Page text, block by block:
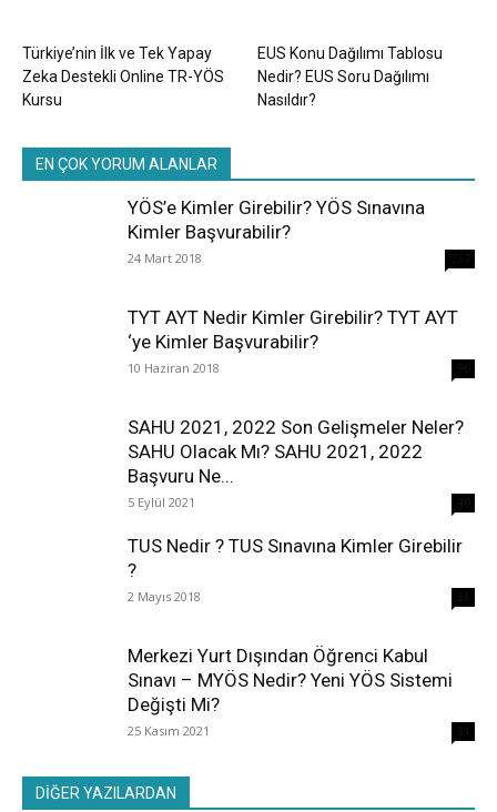
Türkiye’nin İlk ve Tek Yapay
Zeka Destekli Online TR-YÖS
Kursu
EUS Konu Dağılımı Tablosu
Nedir? EUS Soru Dağılımı
Nasıldır?
EN ÇOK YORUM ALANLAR
YÖS’e Kimler Girebilir? YÖS Sınavına
Kimler Başvurabilir?
24 Mart 2018
TYT AYT Nedir Kimler Girebilir? TYT AYT
‘ye Kimler Başvurabilir?
10 Haziran 2018
SAHU 2021, 2022 Son Gelişmeler Neler?
SAHU Olacak Mı? SAHU 2021, 2022
Başvuru Ne...
5 Eylül 2021
TUS Nedir ? TUS Sınavına Kimler Girebilir
?
2 Mayıs 2018
Merkezi Yurt Dışından Öğrenci Kabul
Sınavı – MYÖS Nedir? Yeni YÖS Sistemi
Değişti Mi?
25 Kasım 2021
DİĞER YAZILARDAN